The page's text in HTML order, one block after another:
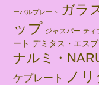
ーバルプレート ガラ
ップ ジャスパー ティ
ート デミタス・エス
ナルミ・
ケプレート
ノ